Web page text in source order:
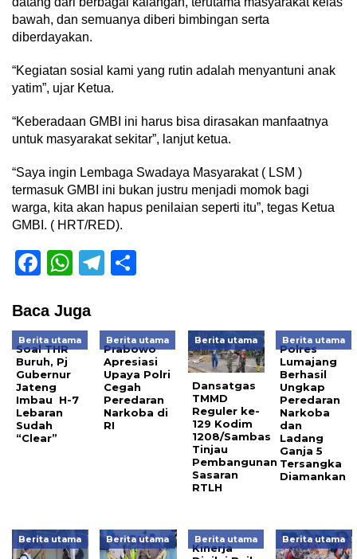
bawah, dan semuanya diberi bimbingan serta
diberdayakan.
“Kegiatan sosial kami yang rutin adalah menyantuni anak
yatim”, ujar Ketua.
“Keberadaan GMBI ini harus bisa dirasakan manfaatnya
untuk masyarakat sekitar”, lanjut ketua.
“Saya ingin Lembaga Swadaya Masyarakat ( LSM )
termasuk GMBI ini bukan justru menjadi momok bagi
warga, kita akan hapus penilaian seperti itu”, tegas Ketua
GMBI. ( HRT/RED).
Facebook
WhatsApp
Telegram
Baca Juga
Berita utama
Soal THR
Buruh, Pj
Gubernur
Jateng
Imbau H-7
Lebaran
Sudah
“Clear”
Berita utama
Prabowo
Apresiasi
Upaya Polri
Cegah
Peredaran
Narkoba di
RI
Berita utama
Dansatgas
TMMD
Reguler ke-
129 Kodim
1208/Sambas
Tinjau
Pembangunan
Sasaran
RTLH
Berita utama
Polres
Lumajang
Berhasil
Ungkap
Peredaran
Narkoba
dan
Ladang
Ganja 5
Tersangka
Diamankan
Berita utama Berita utama Berita utama
Kinerja
Berita utama